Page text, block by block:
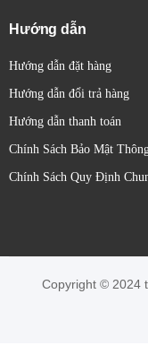
Hướng dẫn
Hướng dẫn đặt hàng
Hướng dẫn đổi trả hàng
Hướng dẫn thanh toán
Chính Sách Bảo Mật
Chính Sách Quy Định
Copyright © 2024